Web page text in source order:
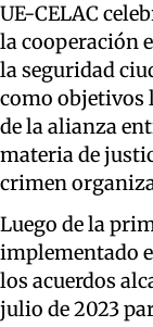
UE-CELAC
la cooperación
la seguridad
como objetivos
de la alianza
materia de
crimen
Luego de la
implementado
los acuerdos
julio de 2023